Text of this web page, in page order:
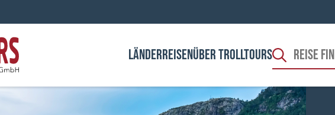
LÄNDERREISENÜBER TROLLTOURS